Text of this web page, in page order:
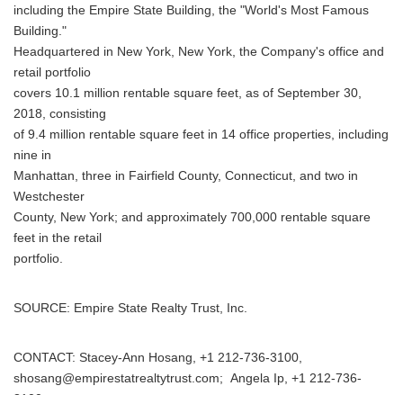
including the Empire State Building, the "World's Most Famous
Building."
Headquartered in New York, New York, the Company's office and
retail portfolio
covers 10.1 million rentable square feet, as of September 30,
2018, consisting
of 9.4 million rentable square feet in 14 office properties, including
nine in
Manhattan, three in Fairfield County, Connecticut, and two in
Westchester
County, New York; and approximately 700,000 rentable square
feet in the retail
portfolio.
SOURCE: Empire State Realty Trust, Inc.
CONTACT: Stacey-Ann Hosang, +1 212-736-3100,
shosang@empirestatrealtytrust.com; Angela Ip, +1 212-736-